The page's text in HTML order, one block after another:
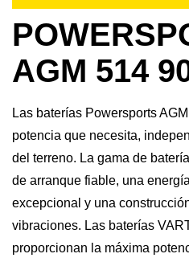
AGM 514
Las baterías Powersports
potencia que necesita,
del terreno. La gama de
de arranque fiable, una
excepcional y una
vibraciones. Las baterías
proporcionan la máxima